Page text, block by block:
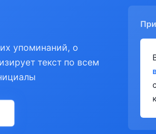
упоминаний, о
текст по всем